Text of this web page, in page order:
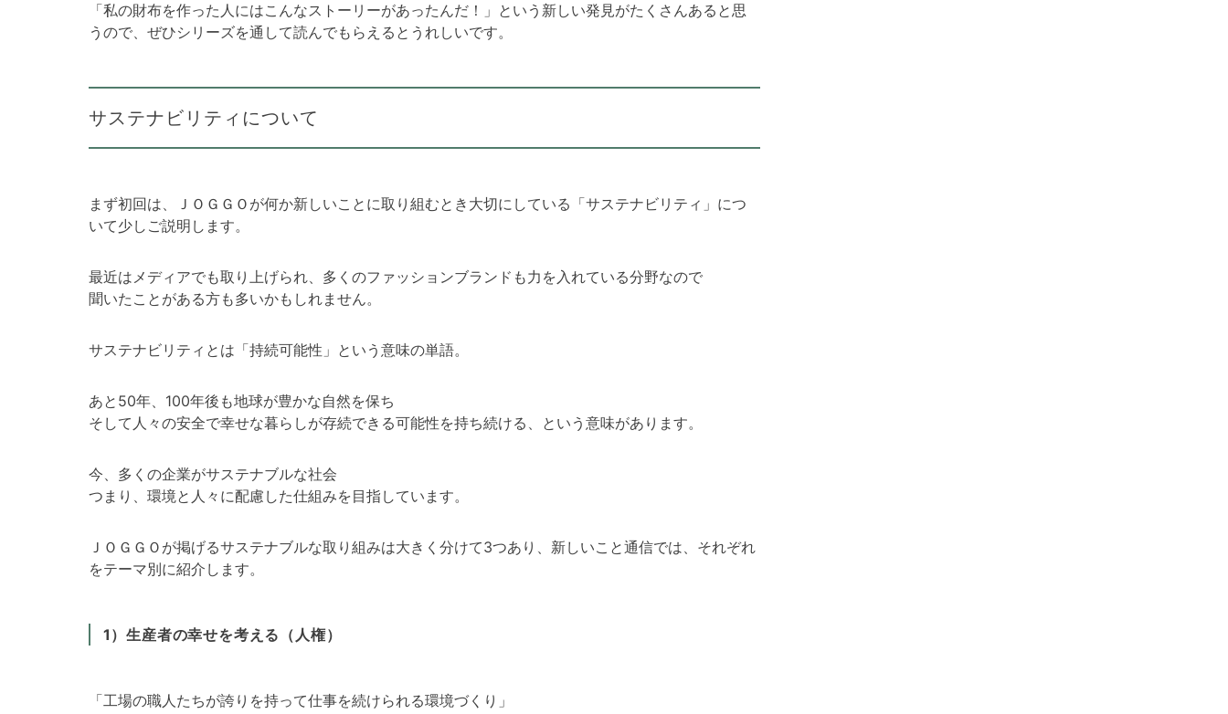
「私の財布を作った人にはこんなストーリーがあったんだ！」という新しい発見がたくさんあると思
うので、ぜひシリーズを通して読んでもらえるとうれしいです。
サステナビリティについて
まず初回は、ＪＯＧＧＯが何か新しいことに取り組むとき大切にしている「サステナビリティ」につ
いて少しご説明します。
最近はメディアでも取り上げられ、多くのファッションブランドも力を入れている分野なので
聞いたことがある方も多いかもしれません。
サステナビリティとは「持続可能性」という意味の単語。
あと50年、100年後も地球が豊かな自然を保ち
そして人々の安全で幸せな暮らしが存続できる可能性を持ち続ける、という意味があります。
今、多くの企業がサステナブルな社会
つまり、環境と人々に配慮した仕組みを目指しています。
ＪＯＧＧＯが掲げるサステナブルな取り組みは大きく分けて3つあり、新しいこと通信では、それぞれ
をテーマ別に紹介します。
1）生産者の幸せを考える（人権）
「工場の職人たちが誇りを持って仕事を続けられる環境づくり」